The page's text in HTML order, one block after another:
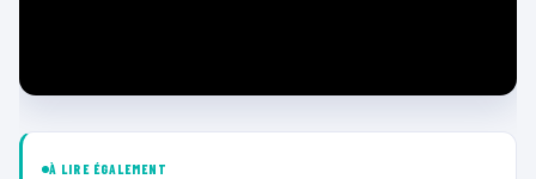
À LIRE ÉGALEMENT